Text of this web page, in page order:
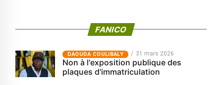
FANICO
‎DAOUDA COULIBALY 31 mars 2026
Non à l'exposition publique des
plaques d'immatriculation